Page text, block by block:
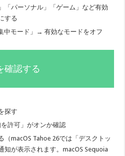
「パーソナル」「ゲーム」など有効
する
中モード」→ 有効なモードをオフ
確認する
探す
許可」がオンか確認
（macOS Tahoe 26では「デスクトッ
知が表示されます。macOS Sequoia